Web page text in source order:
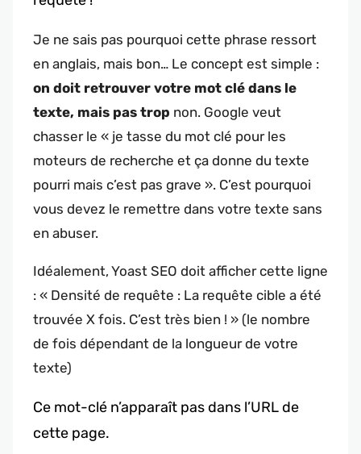
Je ne sais pas pourquoi cette phrase ressort
en anglais, mais bon… Le concept est simple :
on doit retrouver votre mot clé dans le
texte, mais pas trop non. Google veut
chasser le « je tasse du mot clé pour les
moteurs de recherche et ça donne du texte
pourri mais c’est pas grave ». C’est pourquoi
vous devez le remettre dans votre texte sans
en abuser.
Idéalement, Yoast SEO doit afficher cette ligne
: « Densité de requête : La requête cible a été
trouvée X fois. C’est très bien ! » (le nombre
de fois dépendant de la longueur de votre
texte)
Ce mot-clé n’apparaît pas dans l’URL de
cette page.